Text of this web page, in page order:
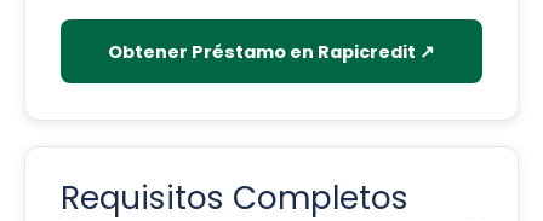
Obtener Préstamo en Rapicredit ↗
Requisitos Completos